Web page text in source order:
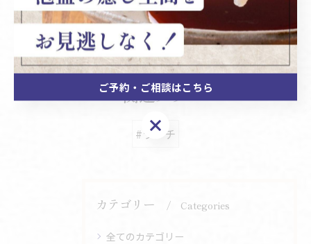
< 前のページ 一覧に戻る 次のページ >
関連タグ
#ランチ
カテゴリー Categories
全てのカテゴリー
ご予約・ご相談はこちら
ご予約・ご相談はこちら